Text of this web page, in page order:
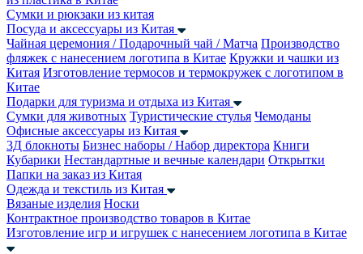
Сумки и рюкзаки из китая
Посуда и аксессуары из Китая
Чайная церемония / Подарочный чай / Матча Производство
фляжек с нанесением логотипа в Китае Кружки и чашки из
Китая Изготовление термосов и термокружек с логотипом в
Китае
Подарки для туризма и отдыха из Китая
Сумки для животных Туристические стулья Чемоданы
Офисные аксессуары из Китая
3Д блокноты Бизнес наборы / Набор директора Книги
Кубарики Нестандартные и вечные календари Открытки
Папки на заказ из Китая
Одежда и текстиль из Китая
Вязаные изделия Носки
Контрактное производство товаров в Китае
Изготовление игр и игрушек с нанесением логотипа в Китае